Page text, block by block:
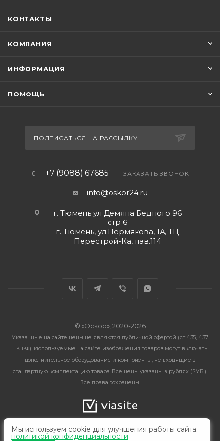
КОНТАКТЫ
КОМПАНИЯ
ИНФОРМАЦИЯ
ПОМОЩЬ
ПОДПИСАТЬСЯ НА РАССЫЛКУ
+7 (9088) 676851 ЗАКАЗАТЬ ЗВОНОК
info@oskor24.ru
г. Тюмень ул Демяна Бедного 96
стр 6
г. Тюмень, ул.Пермякова, 1А, ТЦ
Перестрой-Ка, пав.114
© «Оскор», 2020-2026
Указанные на сайте цены не являются публичной офертой (ст.435, 437
ГК РФ). Используемые на сайте изображения товаров могут включать
дополнительное оборудование и компоненты, не входящие в
стандартную комплектацию товара. Все цены указаны в рублях (PУБ.).
Все права сохранены.
Мы используем cookie для улучшения работы сайта.
политикой конфиденциальности